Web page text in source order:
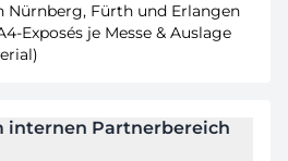
Nürnberg, Fürth und Erlangen
Exposés je Messe & Auslage
internen Partnerbereich